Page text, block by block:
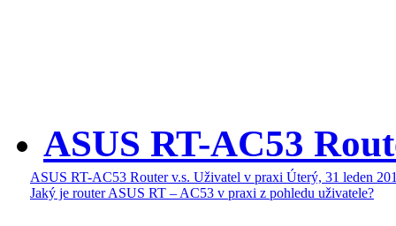
ASUS RT-AC53
ASUS RT-AC53 Router v.s. Uživatel v praxi Úterý, 31 leden
Jaký je router ASUS RT – AC53 v praxi z pohledu uživatele?